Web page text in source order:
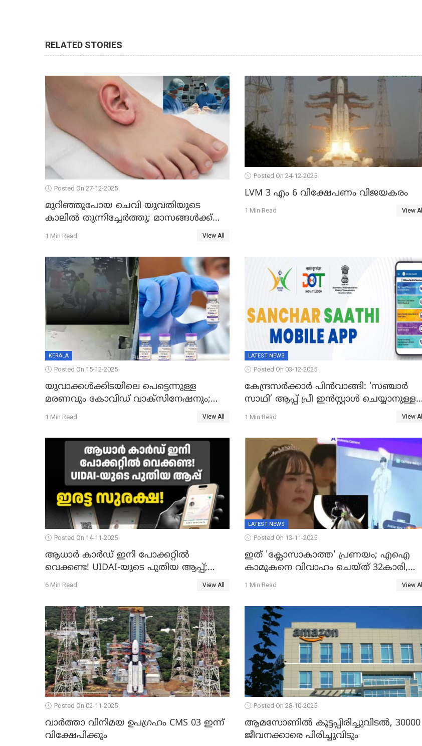
RELATED STORIES
Posted On 27-12-2025
മുറിഞ്ഞുപോയ ചെവി യുവതിയുടെ
കാലിൽ തുന്നിച്ചേർത്തു; മാസങ്ങൾക്ക്
ശേഷം യഥാസ്ഥാനത്ത് തുന്നിച്ചേർത്തു
1 Min Read View All
Posted On 24-12-2025
LVM 3 എം 6 വിക്ഷേപണം വിജയകരം
1 Min Read View All
KERALA
Posted On 15-12-2025
യുവാക്കൾക്കിടയിലെ പെട്ടെന്നുള്ള
മരണവും കോവിഡ് വാക്‌സിനേഷനും;
എയിംസ് നടത്തിയ പഠനം പുറത്ത്;
1 Min Read View All
LATEST NEWS
Posted On 03-12-2025
കേന്ദ്രസർക്കാർ പിൻവാങ്ങി: ‘സഞ്ചാർ
സാഥി’ ആപ്പ് പ്രീ ഇൻസ്റ്റാൾ ചെയ്യാനുള്ള
ഉത്തരവ് പിൻവലിച്ചു
1 Min Read View All
Posted On 14-11-2025
ആധാർ കാർഡ് ഇനി പോക്കറ്റിൽ
വെക്കണ്ട! UIDAI-യുടെ പുതിയ ആപ്പ്;
ഇരട്ട സുരക്ഷ!
6 Min Read View All
LATEST NEWS
Posted On 13-11-2025
ഇത് 'ക്ലോസാകാത്ത' പ്രണയം; എഐ
കാമുകനെ വിവാഹം ചെയ്ത് 32കാരി,
വിവാഹാഭ്യർത്ഥന നടത്തിയത് ക്ലോസ്
1 Min Read View All
Posted On 02-11-2025
വാര്‍ത്താ വിനിമയ ഉപഗ്രഹം CMS 03 ഇന്ന്
വിക്ഷേപിക്കും
Posted On 28-10-2025
ആമസോണില്‍ കൂട്ടപ്പിരിച്ചുവിടല്‍, 30000
ജീവനക്കാരെ പിരിച്ചുവിടും